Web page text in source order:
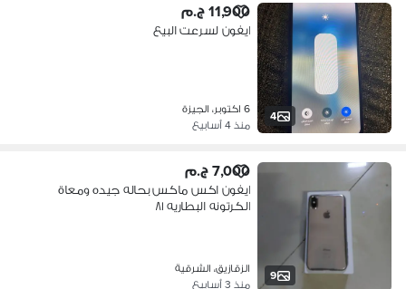
4
11,900 ج.م
ايفون لسرعت البيع
6 اكتوبر، الجيزة
منذ 4 أسابيع
9
7,000 ج.م
ايفون اكس ماكس بحاله جيده ومعاة
الكرتونه البطاريه ٨١
الزقازيق، الشرقية
منذ 3 أسابيع